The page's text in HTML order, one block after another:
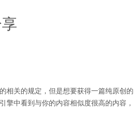
关的规定，但是想要获得一篇纯原创的
擎中看到与你的内容相似度很高的内容，